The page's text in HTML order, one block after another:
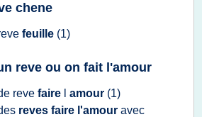
chene
feuille (1)
reve ou on fait l'amour
reve faire amour (1)
reves faire l'amour avec